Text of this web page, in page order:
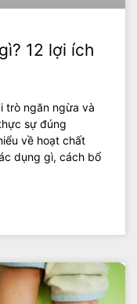
12 lợi ích
trò ngăn ngừa và
sự đúng
về hoạt chất
dụng gì, cách bổ